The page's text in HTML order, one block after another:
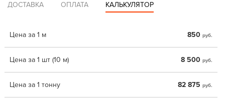
ДОСТАВКА ОПЛАТА КАЛЬКУЛЯТОР
Цена за 1 м 850 руб.
Цена за 1 шт (10 м) 8 500 руб.
Цена за 1 тонну 82 875 руб.